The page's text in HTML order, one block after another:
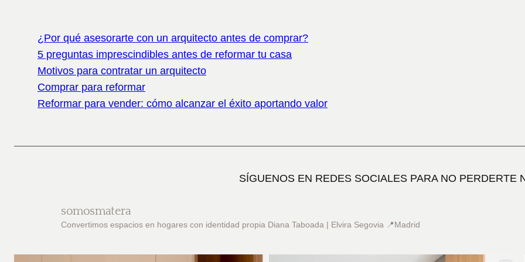
¿Por qué asesorarte con un arquitecto antes de comprar?
5 preguntas imprescindibles antes de reformar tu casa
Motivos para contratar un arquitecto
Comprar para reformar
Reformar para vender: cómo alcanzar el éxito aportando valor
SÍGUENOS EN REDES SOCIALES PARA NO PERDERTE
somosmatera
Convertimos espacios en hogares con identidad propia Diana Taboada | Elvira Segovia 📍Madrid